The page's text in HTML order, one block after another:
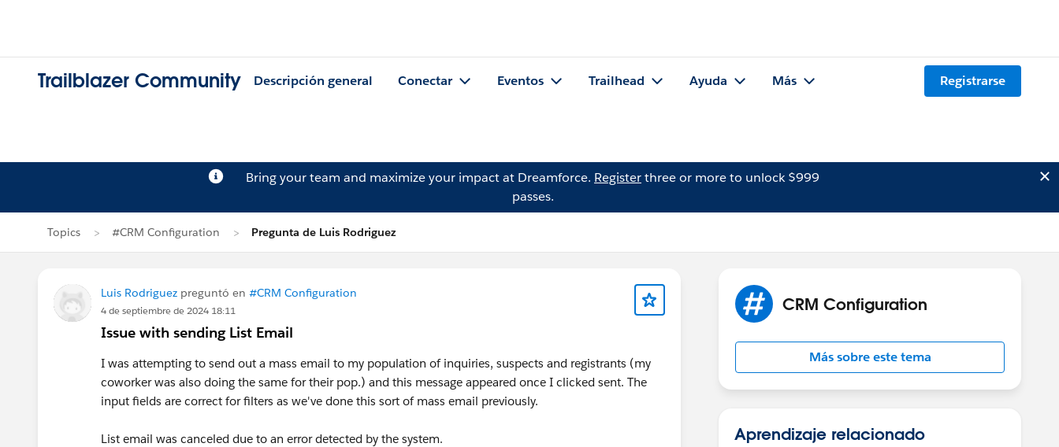
Trailblazer Community Descripción general Conectar Eventos Trailhead Ayuda Más Registrarse
Bring your team and maximize your impact at Dreamforce. Registerthree or more to unlock $999
passes.
Topics #CRM Configuration Pregunta de Luis Rodriguez
Luis Rodriguez preguntó en #CRM Configuration
4 de septiembre de 2024 18:11
Issue with sending List Email
I was attempting to send out a mass email to my population of inquiries, suspects and registrants (my
coworker was also doing the same for their pop.) and this message appeared once I clicked sent. The
input fields are correct for filters as we've done this sort of mass email previously.
List email was canceled due to an error detected by the system.
CRM Configuration
Más sobre este tema
Aprendizaje relacionado